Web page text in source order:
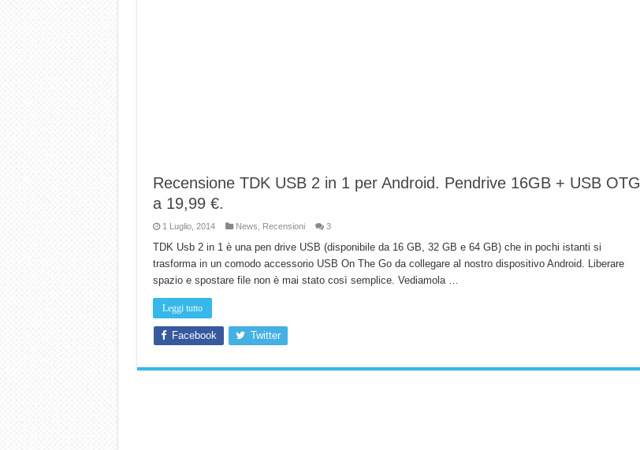
Recensione TDK USB 2 in 1 per Android. Pendrive 16GB + USB OTG
a 19,99 €.
1 Luglio, 2014 News Recensioni 3
TDK Usb 2 in 1 è una pen drive USB (disponibile da 16 GB, 32 GB e 64 GB) che in pochi istanti si
trasforma in un comodo accessorio USB On The Go da collegare al nostro dispositivo Android. Liberare
spazio e spostare file non è mai stato così semplice. Vediamola …
Leggi tutto
Facebook Twitter